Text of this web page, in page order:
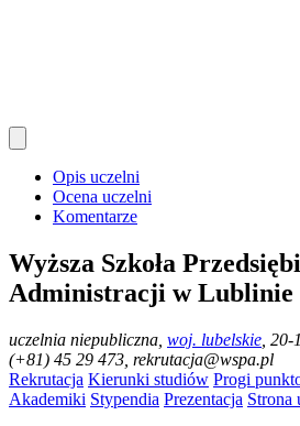
Opis uczelni
Ocena uczelni
Komentarze
Wyższa Szkoła
Administracji w Lublinie
uczelnia niepubliczna woj. lubelskie ,
(+81) 45 29 473, rekrutacja@wspa.pl
Rekrutacja Kierunki studiów Progi
Akademiki Stypendia Prezentacja Strona